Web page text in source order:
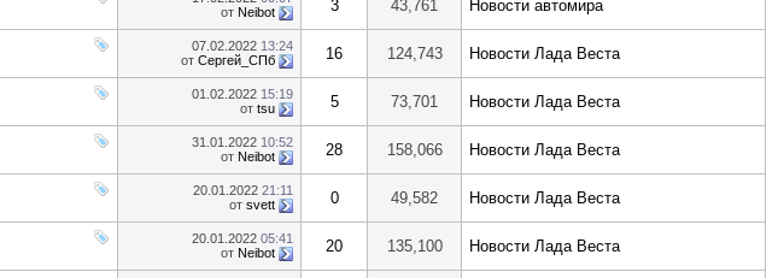
от Neibot 3 43,761 Новости автомира
07.02.2022 13:24
от Сергей_СПб 16 124,743 Новости Лада Веста
01.02.2022 15:19
от tsu 5 73,701 Новости Лада Веста
31.01.2022 10:52
от Neibot 28 158,066 Новости Лада Веста
20.01.2022 21:11
от svett 0 49,582 Новости Лада Веста
20.01.2022 05:41
от Neibot 20 135,100 Новости Лада Веста